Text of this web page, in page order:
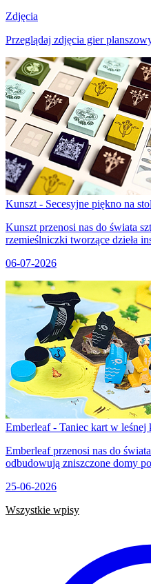
Zdjęcia
Przeglądaj zdjęcia gier
Kunszt - Secesyjne piękno na
Kunszt przenosi nas do świata
rzemieślniczki tworzące dzieła
06-07-2026
Emberleaf - Taniec kart w leśnej
Emberleaf przenosi nas do
odbudowują zniszczone domy
25-06-2026
Wszystkie wpisy